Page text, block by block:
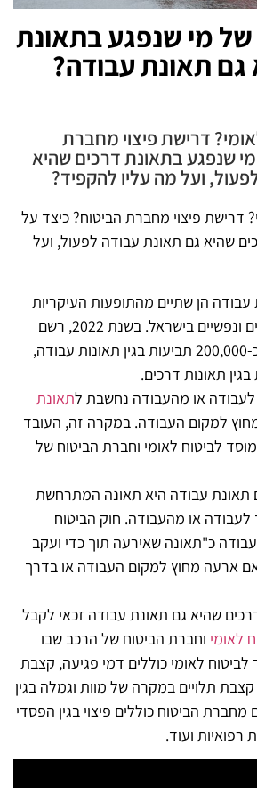
של מי שנפגע בתאונת
גם תאונת עבודה?
דרישת פיצוי מחברת
שנפגע בתאונת דרכים שהיא
ועל מה עליו להקפיד?
דרישת פיצוי מחברת הביטוח? כיצד על
שהיא גם תאונת עבודה לפעול, ועל
עבודה הן שתיים מהתופעות העיקריות
הגורמות לנזקים גופניים ונפשיים בישראל. בשנת 2022, רשם
המוסד לביטוח לאומי כ-200,000 תביעות בגין תאונות עבודה,
או מהעבודה נחשבת לתאונת
למקום העבודה. במקרה זה, העובד
לביטוח לאומי וחברת הביטוח של
תאונת עבודה היא תאונה המתרחשת
או מהעבודה. חוק הביטוח
כ"תאונה שאירעה תוך כדי ועקב
ארעה מחוץ למקום העבודה או בדרך
שהיא גם תאונת עבודה זכאי לקבל
לאומי וחברת הביטוח של הרכב שבו
לביטוח לאומי כוללים דמי פגיעה, קצבת
תלויים במקרה של מוות וגמלה בגין
מחברת הביטוח כוללים פיצוי בגין הפסדי
רפואיות ועוד.